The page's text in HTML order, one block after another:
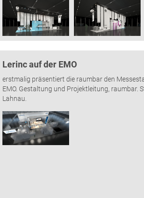
Lerinc auf der EMO
erstmalig präsentiert die raumbar den
EMO. Gestaltung und Projektleitung, raumbar.
Lahnau.